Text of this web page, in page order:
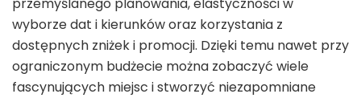
przemyślanego planowania, elastyczności w
wyborze dat i kierunków oraz korzystania z
dostępnych zniżek i promocji. Dzięki temu nawet przy
ograniczonym budżecie można zobaczyć wiele
fascynujących miejsc i stworzyć niezapomniane